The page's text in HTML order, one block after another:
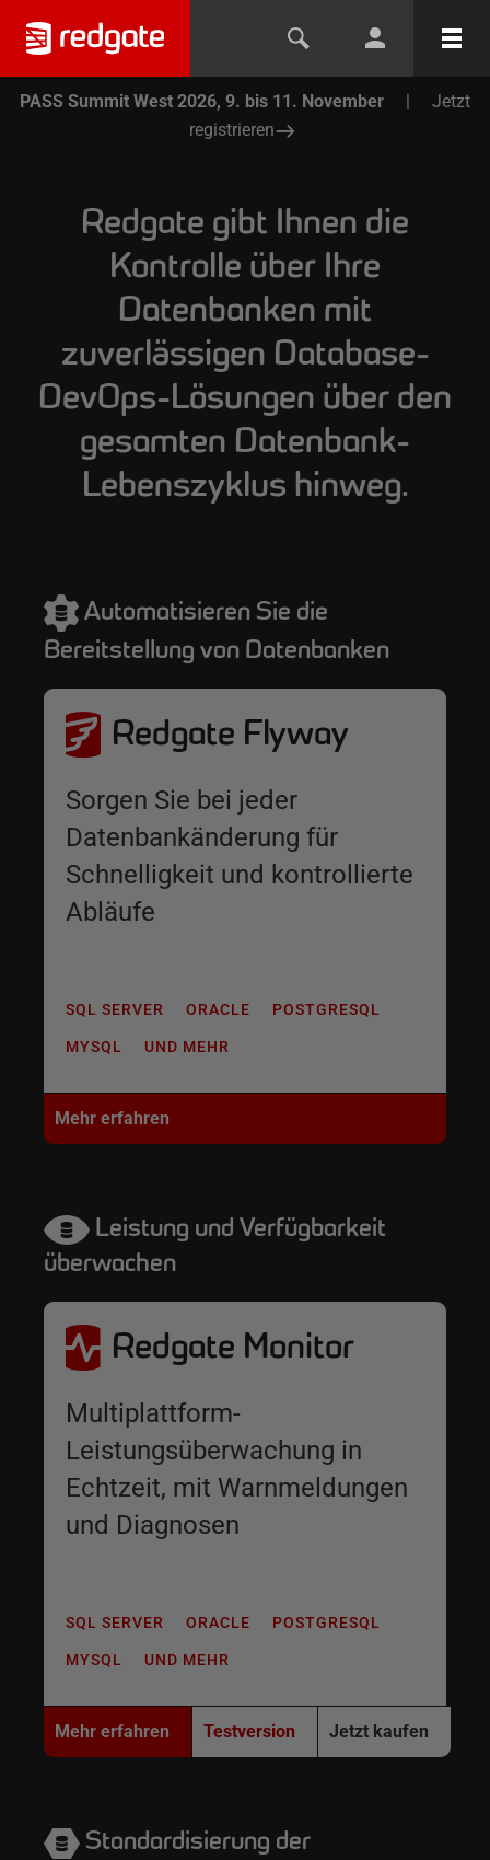
PASS Summit West 2026, 9. bis 11. November |
Jetzt
registrieren
Redgate gibt Ihnen die
Kontrolle über Ihre
Datenbanken mit
zuverlässigen Database-
DevOps-Lösungen über den
gesamten Datenbank-
Lebenszyklus hinweg.
Automatisieren Sie die
Bereitstellung von Datenbanken
Redgate Flyway
Sorgen Sie bei jeder
Datenbankänderung für
Schnelligkeit und kontrollierte
Abläufe
SQL SERVER ORACLE POSTGRESQL
MYSQL UND MEHR
Mehr erfahren
Leistung und Verfügbarkeit
überwachen
Redgate Monitor
Multiplattform-
Leistungsüberwachung in
Echtzeit, mit Warnmeldungen
und Diagnosen
SQL SERVER ORACLE POSTGRESQL
MYSQL UND MEHR
Mehr erfahren Testversion Jetzt kaufen
Standardisierung der